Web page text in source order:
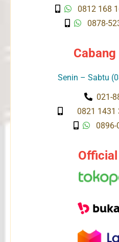
0812 168
0878-
Senin – Sabtu
021-
0821 1431
0896-